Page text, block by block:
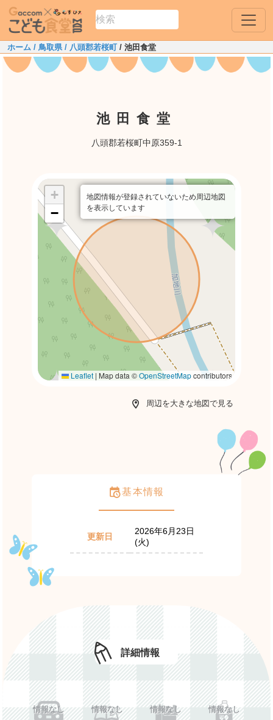
ホーム / 鳥取県/ 八頭郡若桜町 / 池田食堂
池田食堂
八頭郡若桜町中原359-1
+
−
Leaflet | Map data ©OpenStreetMapcontributors
地図情報が登録されていないため周辺地図
を表示しています
周辺を大きな地図で見る
基本情報
更新日
2026年6月23日
(火)
詳細情報
情報なし 情報なし 情報なし 情報なし